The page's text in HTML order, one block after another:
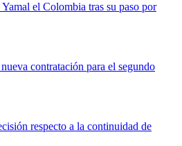
el Colombia tras su paso por
contratación para el segundo
respecto a la continuidad de